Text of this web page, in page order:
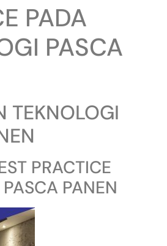
PADA
PASCA
TEKNOLOGI
PRACTICE
PANEN